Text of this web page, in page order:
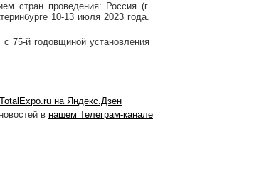
стран проведения: Россия (г.
10-13 июля 2023 года.
75-й годовщиной установления
TotalExpo.ru на Яндекс.Дзен
в нашем Телеграм-канале